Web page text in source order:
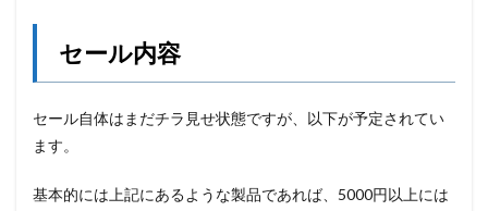
セール内容
セール自体はまだチラ見せ状態ですが、以下が予定されてい
ます。
基本的には上記にあるような製品であれば、5000円以上には